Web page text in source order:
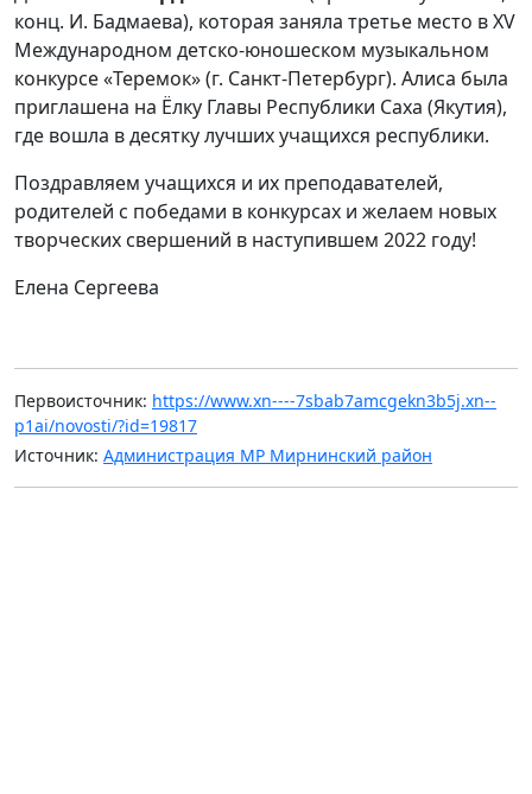
конц. И. Бадмаева), которая заняла третье место в XV
Международном детско-юношеском музыкальном
конкурсе «Теремок» (г. Санкт-Петербург). Алиса была
приглашена на Ёлку Главы Республики Саха (Якутия),
где вошла в десятку лучших учащихся республики.
Поздравляем учащихся и их преподавателей,
родителей с победами в конкурсах и желаем новых
творческих свершений в наступившем 2022 году!
Елена Сергеева
Первоисточник: https://www.xn----7sbab7amcgekn3b5j.xn--
p1ai/novosti/?id=19817
Источник: Администрация МР Мирнинский район